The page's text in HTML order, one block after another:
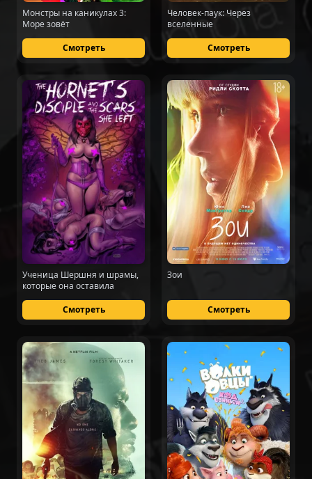
Монстры на каникулах 3:
Море зовёт
Смотреть
Человек-паук: Через
вселенные
Смотреть
Ученица Шершня и шрамы,
которые она оставила
Смотреть
Зои
Смотреть